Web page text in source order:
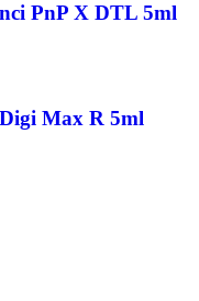
PnP X DTL 5ml
Digi Max R 5ml